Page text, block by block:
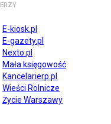
E-kiosk.pl
E-gazety.pl
Nexto.pl
Mała księgowość
Kancelarierp.pl
Wieści Rolnicze
Życie Warszawy